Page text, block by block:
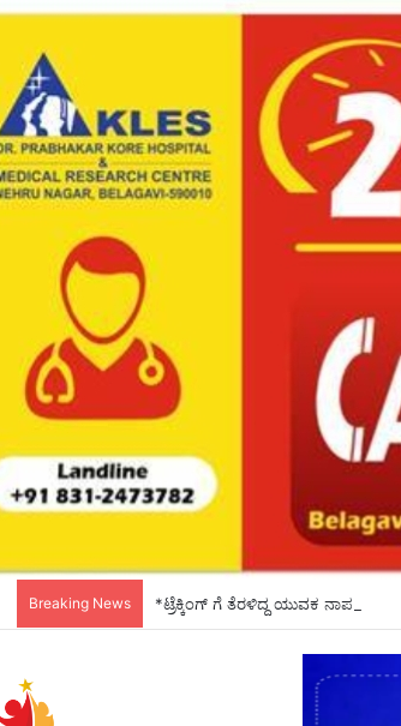
Breaking News *ಟ್ರೆಕ್ಕಿಂಗ್ ಗೆ ತೆರಳಿದ್ದ ಯುವಕ ನಾಪತ್ತೆ*